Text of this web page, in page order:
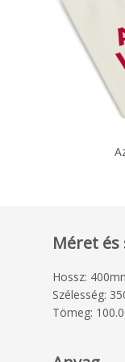
Méret és
Hossz:
Szélesség:
Tömeg: